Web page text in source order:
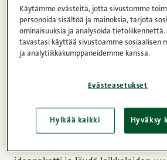
Leikkele on paljon muutakin kuin
leivänpäällinen. Kokosimme
ohjetta, jotka juhlistavat tämän
esimerkiksi herkullinen piirakka,
Joskus on hyvä palata
Käytämme evästeitä, jotta sivustomme
personoida sisältöä ja mainoksia, tarjota
ominaisuuksia ja analysoida tietoliikennettä.
tavastasi käyttää sivustoamme sosiaalisen
ja analytiikkakumppaneidemme kanssa.
Evästeasetukset
Hylkää kaikki Hyväksy